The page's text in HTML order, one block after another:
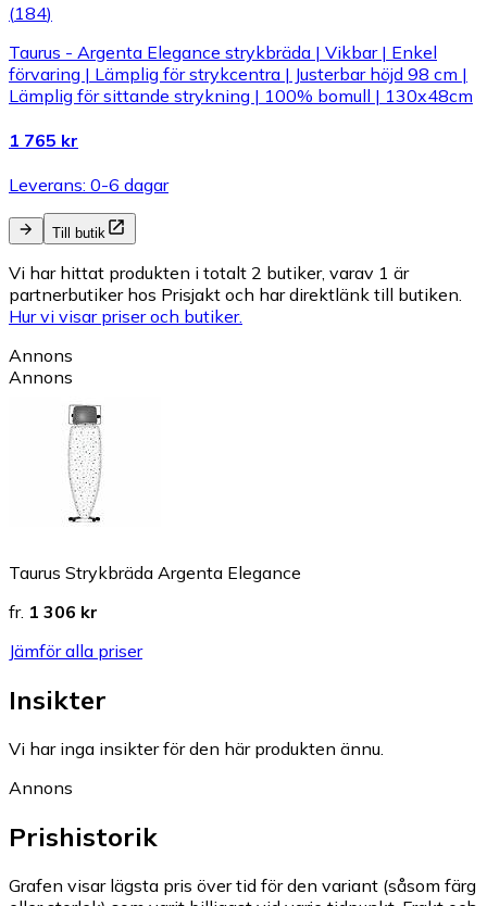
(184)
Taurus - Argenta Elegance strykbräda | Vikbar | Enkel
förvaring | Lämplig för strykcentra | Justerbar höjd 98 cm |
Lämplig för sittande strykning | 100% bomull | 130x48cm
1 765 kr
Leverans: 0-6 dagar
Till butik
Vi har hittat produkten i totalt 2 butiker, varav 1 är
partnerbutiker hos Prisjakt och har direktlänk till butiken.
Hur vi visar priser och butiker.
Annons
Annons
Taurus Strykbräda Argenta Elegance
fr. 1 306 kr
Jämför alla priser
Insikter
Vi har inga insikter för den här produkten ännu.
Annons
Prishistorik
Grafen visar lägsta pris över tid för den variant (såsom färg